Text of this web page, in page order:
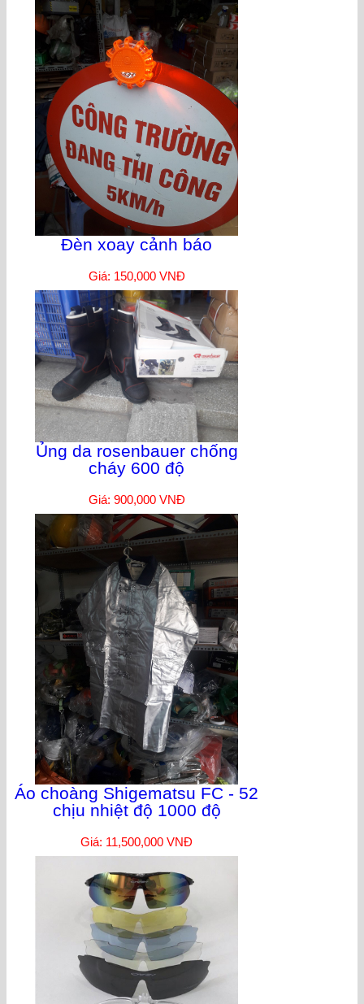
Đèn xoay cảnh báo
Giá: 150,000 VNĐ
Ủng da rosenbauer chống
cháy 600 độ
Giá: 900,000 VNĐ
Áo choàng Shigematsu FC - 52
chịu nhiệt độ 1000 độ
Giá: 11,500,000 VNĐ